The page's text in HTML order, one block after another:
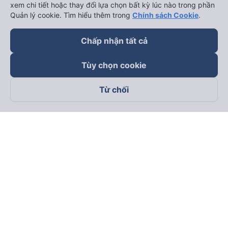
Theo dõi chúng tôi trên
xem chi tiết hoặc thay đổi lựa chọn bất kỳ lúc nào trong phần
Quản lý cookie. Tìm hiểu thêm trong Chính sách Cookie.
Chấp nhận tất cả
Tùy chọn cookie
Từ chối